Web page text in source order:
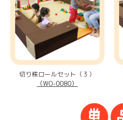
切り株ロールセット（３）
（WO-0080）